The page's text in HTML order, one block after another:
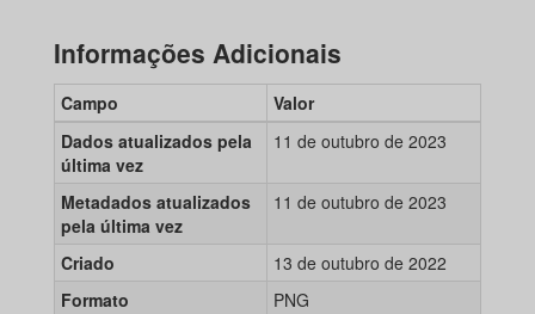
Informações Adicionais
Campo
Valor
Dados atualizados pela
última vez
11 de outubro de 2023
Metadados atualizados
pela última vez
11 de outubro de 2023
Criado
13 de outubro de 2022
Formato
PNG